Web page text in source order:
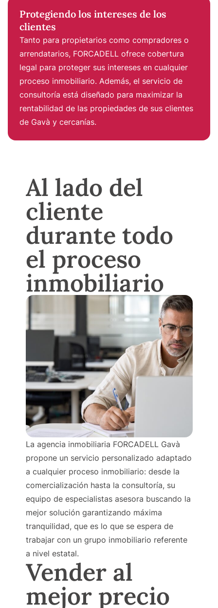
Protegiendo los intereses de los
clientes
Tanto para propietarios como compradores o
arrendatarios, FORCADELL ofrece cobertura
legal para proteger sus intereses en cualquier
proceso inmobiliario. Además, el servicio de
consultoría está diseñado para maximizar la
rentabilidad de las propiedades de sus clientes
de Gavà y cercanías.
Al lado del
cliente
durante todo
el proceso
inmobiliario
La agencia inmobiliaria FORCADELL Gavà
propone un servicio personalizado adaptado
a cualquier proceso inmobiliario: desde la
comercialización hasta la consultoría, su
equipo de especialistas asesora buscando la
mejor solución garantizando máxima
tranquilidad, que es lo que se espera de
trabajar con un grupo inmobiliario referente
a nivel estatal.
Vender al
mejor precio